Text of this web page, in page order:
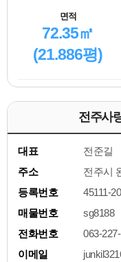
면적
72.35㎡
(21.886평)
전주사
대표
전준길
주소
전주시
등록번호
45111-
매물번호
sg8188
전화번호
063-
이메일